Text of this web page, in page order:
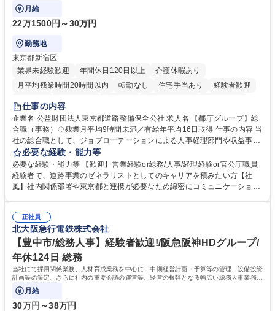
ております！ ※下記業務詳細
月給
22万1500円～30万円
勤務地
東京都新宿区
業界未経験歓迎
年間休日120日以上
介護休暇あり
月平均残業時間20時間以内
転勤なし 住宅手当あり
経験者歓迎
研修あり
退職金あり
駅近5分以内
資格取得手当あり 食事補助あり
仕事の内容
企業名 公益財団法人東京都道路整備保全公社 求人名 【都庁グループ】総
合職（事務）◇残業月平均9時間未満／有給年平均16日取得 仕事の内容 当
社の総合職として、ジョブローテーションによる人事経理部門や収益事業
等のフロント部門の部署等幅広い部署での業務をお任せいたします。研修
制度やキャリア支援が充実しております！ ※下記業務詳細 【業務詳細】■
管理部門：広報、人事、経理など当公社の運営に係る管理業務 ■収益部
門：駐車場の新規開拓、管理運営、新宿駅西口広場の「イベントコーナ
道路施設や道路工事現場の見学ツアー事業 ※入社後は上記いずれかの部門
へ配属。※業務内容変更の範囲：会社の定める業務 募集職種 【都庁グル
ープ】総合職（事務）◇残業月平均9時間未満／有給年平均16日取得
必要な経験・能力等
必要な経験・能力等 【歓迎】営業経験or総務/人事/経理経験or官公庁職員
経験者で、道路事業のゼネラリストとしてのキャリアを積みたい方【社
風】社内関係部署や東京都と連携が必要なため綿密にコミュニケーション
部門など多岐に渡る業務を経験できます。 ■様々なプロジェクト：駐車場
事業の他、新宿駅西口広場内に設置された照明を兼ねた広告「ブライトサ
イン」の管理運営を行うなど、事業収益を生み出す活動を積極的に行って
います。 学歴・資格 学歴：大学院 大学 高専 短大 専修学校 高校 語学力：
資格：
正社員
北大阪急行電鉄株式会社
【豊中市/総務人事】経験者歓迎!/阪急阪神HDグループ/
年休124日 総務
当社にて採用関係業務、人材育成業務を中心に、中期経営計画・予算等の管理、設備投資
計画等の策定、さらに社内の重要会議の運営等、経営の根幹となる幅広い総務人事業務全
般を担当していただきます。
月給
30万円～38万円